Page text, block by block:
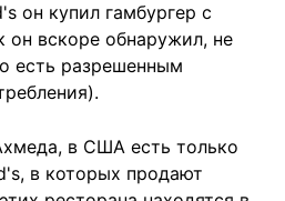
он купил гамбургер с
он вскоре обнаружил, не
есть разрешенным
в США есть только
в которых продают